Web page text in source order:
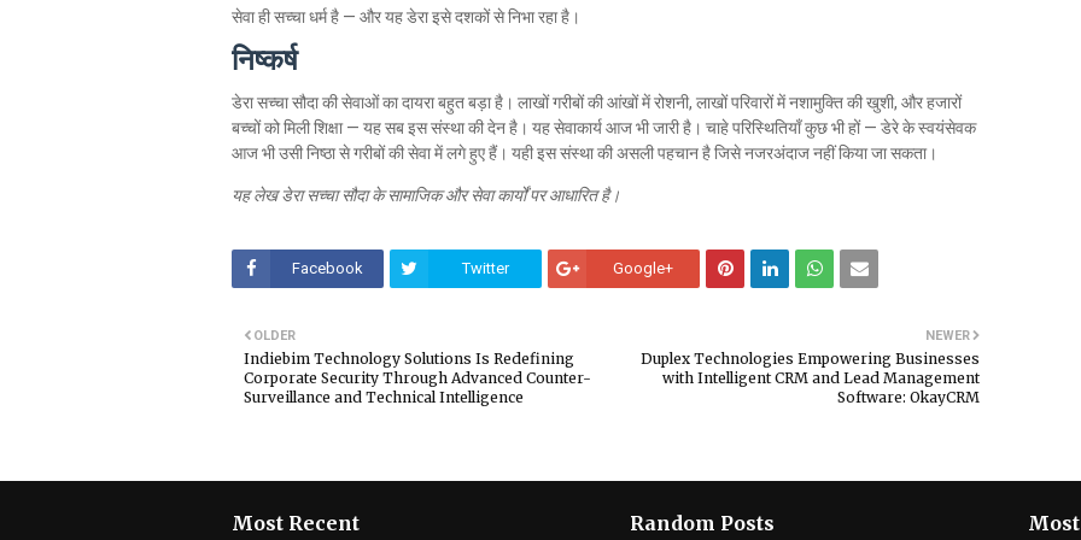
सेवा ही सच्चा धर्म है — और यह डेरा इसे दशकों से निभा रहा है।
निष्कर्ष
डेरा सच्चा सौदा की सेवाओं का दायरा बहुत बड़ा है। लाखों गरीबों की आंखों में रोशनी, लाखों परिवारों में नशामुक्ति की खुशी, और हजारों
बच्चों को मिली शिक्षा — यह सब इस संस्था की देन है। यह सेवाकार्य आज भी जारी है। चाहे परिस्थितियाँ कुछ भी हों — डेरे के स्वयंसेवक
आज भी उसी निष्ठा से गरीबों की सेवा में लगे हुए हैं। यही इस संस्था की असली पहचान है जिसे नजरअंदाज नहीं किया जा सकता।
यह लेख डेरा सच्चा सौदा के सामाजिक और सेवा कार्यों पर आधारित है।
Facebook Twitter Google+
NEWER
Duplex Technologies Empowering Businesses
with Intelligent CRM and Lead Management
Software: OkayCRM
OLDER
Indiebim Technology Solutions Is Redefining
Corporate Security Through Advanced Counter-
Surveillance and Technical Intelligence
Most Recent Random Posts